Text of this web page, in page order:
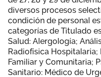
diversos procesos
condición de personal
categorías de Titulado
Salud: Alergología;
Radiofísica
Familiar y Comunitaria;
Sanitario: Médico de